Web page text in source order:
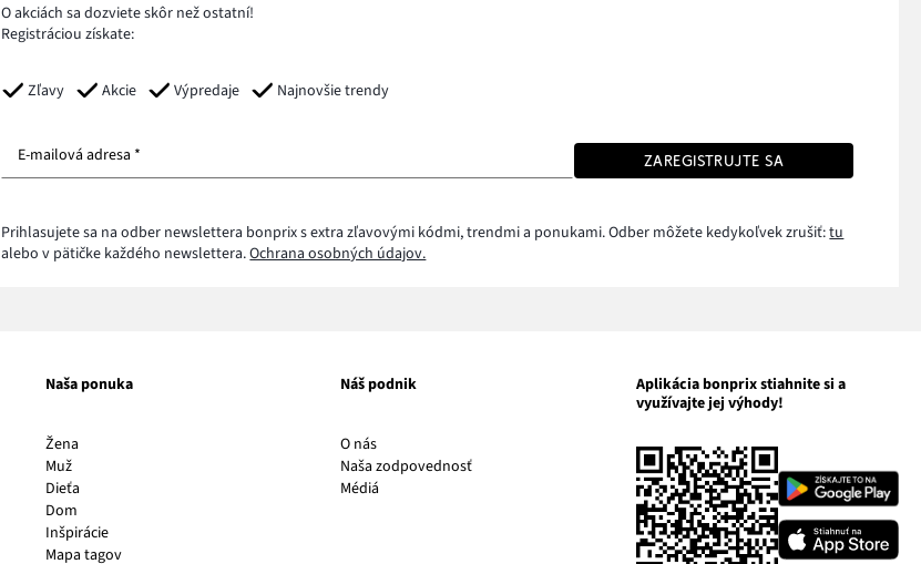
O akciách sa dozviete skôr než ostatní!
Registráciou získate:
Zľavy Akcie Výpredaje Najnovšie trendy
E-mailová adresa * ZAREGISTRUJTE SA
Prihlasujete sa na odber newslettera bonprix s extra zľavovými kódmi, trendmi a ponukami. Odber môžete kedykoľvek zrušiť:tu
alebo v pätičke každého newslettera.Ochrana osobných údajov.
Naša ponuka
Žena
Muž
Dieťa
Dom
Inšpirácie
Mapa tagov
Náš podnik
O násOdkaz
sa
otvorí
Naša zodpovednosťOdkaz
Médiá
Aplikácia bonprix stiahnite si a
využívajte jej výhody!
Odkaz
sa
otvorí
v
Odkaz
sa